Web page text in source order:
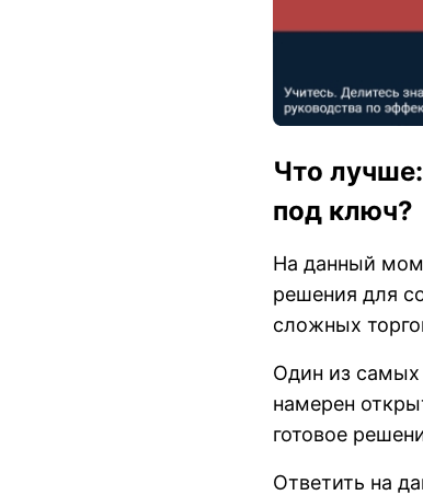
Что
под ключ?
На данный
решения для
сложных
Один из самых
намерен
готовое
Ответить на